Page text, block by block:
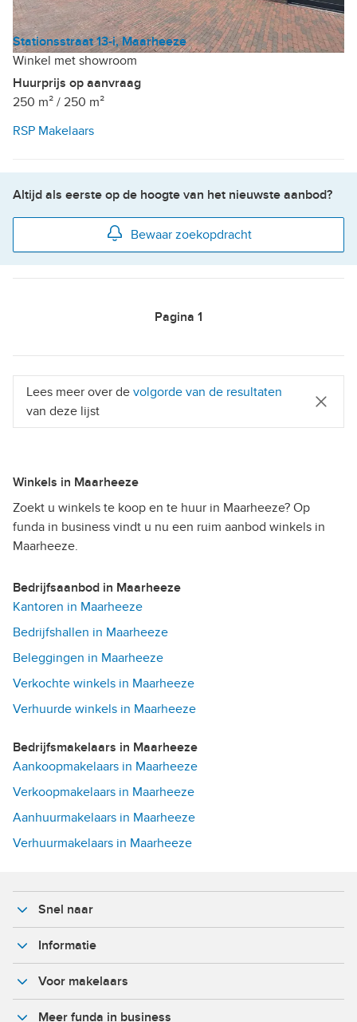
Stationsstraat 13-i, Maarheeze
Winkel met showroom
Huurprijs op aanvraag
250 m² / 250 m²
RSP Makelaars
Altijd als eerste op de hoogte van het nieuwste aanbod?
Bewaar zoekopdracht
Pagina 1
Lees meer over de volgorde van de resultaten
van deze lijst
Winkels in Maarheeze
Zoekt u winkels te koop en te huur in Maarheeze? Op
funda in business vindt u nu een ruim aanbod winkels in
Maarheeze.
Bedrijfsaanbod in Maarheeze
Kantoren in Maarheeze
Bedrijfshallen in Maarheeze
Beleggingen in Maarheeze
Verkochte winkels in Maarheeze
Verhuurde winkels in Maarheeze
Bedrijfsmakelaars in Maarheeze
Aankoopmakelaars in Maarheeze
Verkoopmakelaars in Maarheeze
Aanhuurmakelaars in Maarheeze
Verhuurmakelaars in Maarheeze
Snel naar
Informatie
Voor makelaars
Meer funda in business